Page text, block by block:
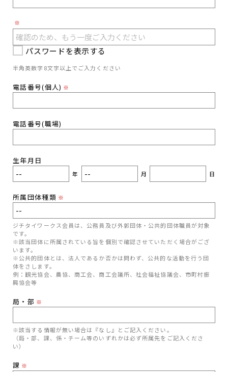
※
パスワードを表示する
半角英数字8文字以上でご入力ください
電話番号(個人) ※
電話番号(職場)
生年月日
年 月 日
所属団体種類 ※
ジチタイワークス会員は、公務員及び外郭団体・公共的団体職員が対象
です。
※該当団体に所属されている旨を個別で確認させていただく場合がござ
います。
※公共的団体とは、法人であるか否かは問わず、公共的な活動を行う団
体をさします。
例：観光協会、農協、商工会、商工会議所、社会福祉協議会、市町村振
興協会等
局・部 ※
※該当する情報が無い場合は『なし』とご記入ください。
（局・部、課、係・チーム等のいずれかは必ず所属先をご記入くださ
い）
課 ※